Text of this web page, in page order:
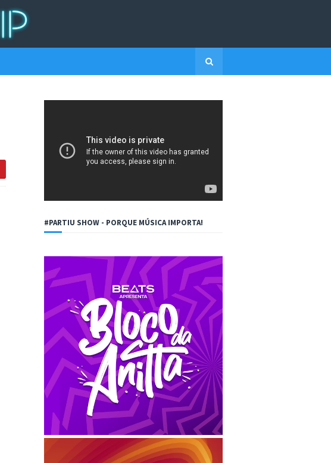
#PARTIU SHOW - PORQUE MÚSICA IMPORTA!